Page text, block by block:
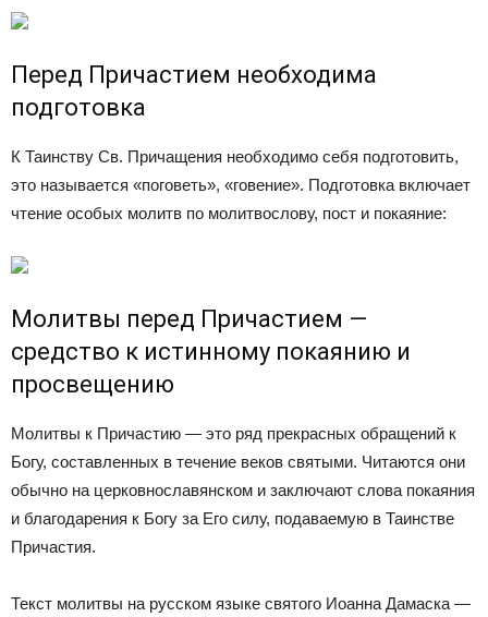
Перед Причастием необходима
подготовка
К Таинству Св. Причащения необходимо себя подготовить,
это называется «поговеть», «говение». Подготовка включает
чтение особых молитв по молитвослову, пост и покаяние:
Молитвы перед Причастием —
средство к истинному покаянию и
просвещению
Молитвы к Причастию — это ряд прекрасных обращений к
Богу, составленных в течение веков святыми. Читаются они
обычно на церковнославянском и заключают слова покаяния
и благодарения к Богу за Его силу, подаваемую в Таинстве
Причастия.
Текст молитвы на русском языке святого Иоанна Дамаска —